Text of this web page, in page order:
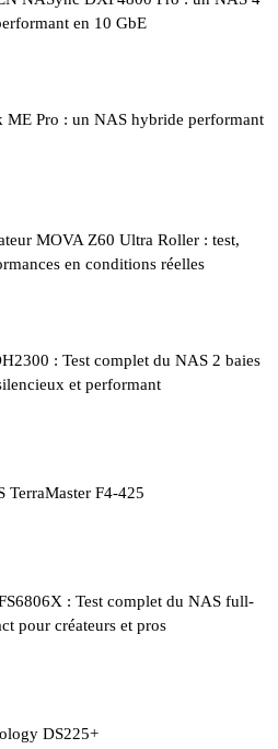
en 10 GbE
ME Pro : un NAS hybride performant
MOVA Z60 Ultra Roller : test,
en conditions réelles
: Test complet du NAS 2 baies
et performant
TerraMaster F4-425
: Test complet du NAS full-
pour créateurs et pros
DS225+